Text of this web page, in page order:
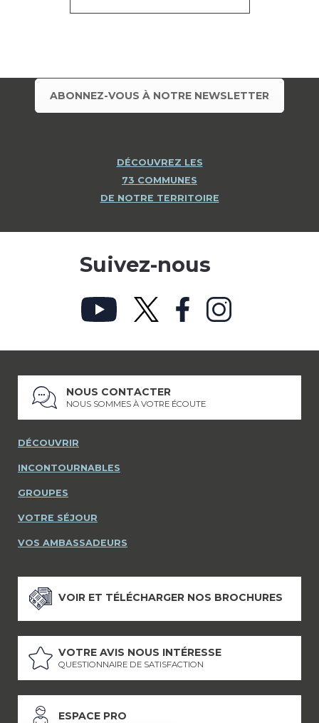
ABONNEZ-VOUS À NOTRE NEWSLETTER
DÉCOUVREZ LES
73 COMMUNES
DE NOTRE TERRITOIRE
Suivez-nous
NOUS CONTACTER
NOUS SOMMES À VOTRE ÉCOUTE
DÉCOUVRIR
INCONTOURNABLES
GROUPES
VOTRE SÉJOUR
VOS AMBASSADEURS
VOIR ET TÉLÉCHARGER NOS BROCHURES
VOTRE AVIS NOUS INTÉRESSE
QUESTIONNAIRE DE SATISFACTION
ESPACE PRO